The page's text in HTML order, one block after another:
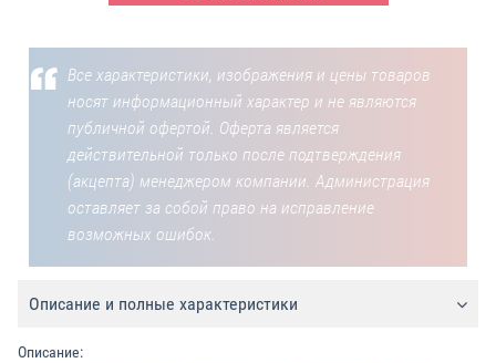
Все характеристики, изображения и цены товаров
носят информационный характер и не являются
публичной офертой. Оферта является
действительной только после подтверждения
(акцепта) менеджером компании. Администрация
оставляет за собой право на исправление
возможных ошибок.
Описание и полные характеристики
Описание: